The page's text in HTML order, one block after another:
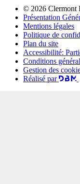
© 2026 Clermont
Présentation
Mentions légales
Politique de
Plan du site
Accessibilité:
Conditions
Gestion des
Réalisé par